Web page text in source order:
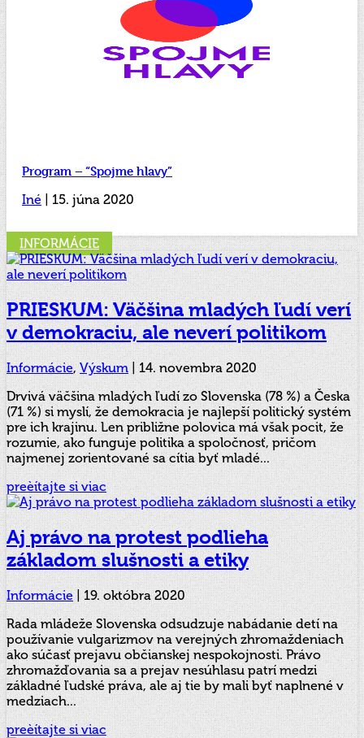
Program – “Spojme hlavy”
Iné | 15. júna 2020
INFORMÁCIE
PRIESKUM: Väčšina mladých ľudí verí
v demokraciu, ale neverí politikom
Informácie, Výskum |14. novembra 2020
Drvivá väčšina mladých ľudí zo Slovenska (78 %) a Česka
(71 %) si myslí, že demokracia je najlepší politický systém
pre ich krajinu. Len približne polovica má však pocit, že
rozumie, ako funguje politika a spoločnosť, pričom
najmenej zorientované sa cítia byť mladé...
preèítajte si viac
Aj právo na protest podlieha
základom slušnosti a etiky
Informácie|19. októbra 2020
Rada mládeže Slovenska odsudzuje nabádanie detí na
používanie vulgarizmov na verejných zhromaždeniach
ako súčasť prejavu občianskej nespokojnosti. Právo
zhromažďovania sa a prejav nesúhlasu patrí medzi
základné ľudské práva, ale aj tie by mali byť naplnené v
medziach...
preèítajte si viac